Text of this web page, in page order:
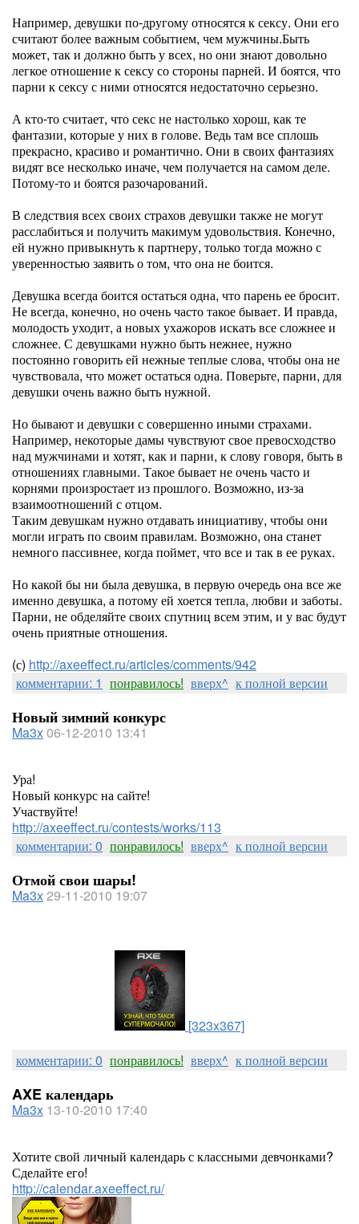
Например, девушки по-другому относятся к сексу. Они его
считают более важным событием, чем мужчины.Быть
может, так и должно быть у всех, но они знают довольно
легкое отношение к сексу со стороны парней. И боятся, что
парни к сексу с ними относятся недостаточно серьезно.
А кто-то считает, что секс не настолько хорош, как те
фантазии, которые у них в голове. Ведь там все сплошь
прекрасно, красиво и романтично. Они в своих фантазиях
видят все несколько иначе, чем получается на самом деле.
Потому-то и боятся разочарований.
В следствия всех своих страхов девушки также не могут
расслабиться и получить макимум удовольствия. Конечно,
ей нужно привыкнуть к партнеру, только тогда можно с
уверенностью заявить о том, что она не боится.
Девушка всегда боится остаться одна, что парень ее бросит.
Не всегда, конечно, но очень часто такое бывает. И правда,
молодость уходит, а новых ухажоров искать все сложнее и
сложнее. С девушками нужно быть нежнее, нужно
постоянно говорить ей нежные теплые слова, чтобы она не
чувствовала, что может остаться одна. Поверьте, парни, для
девушки очень важно быть нужной.
Но бывают и девушки с совершенно иными страхами.
Например, некоторые дамы чувствуют свое превосходство
над мужчинами и хотят, как и парни, к слову говоря, быть в
отношениях главными. Такое бывает не очень часто и
корнями произростает из прошлого. Возможно, из-за
взаимоотношений с отцом.
Таким девушкам нужно отдавать инициативу, чтобы они
могли играть по своим правилам. Возможно, она станет
немного пассивнее, когда поймет, что все и так в ее руках.
Но какой бы ни была девушка, в первую очередь она все же
именно девушка, а потому ей хоется тепла, любви и заботы.
Парни, не обделяйте своих спутниц всем этим, и у вас будут
очень приятные отношения.
(с) http://axeeffect.ru/articles/comments/942
комментарии: 1 понравилось! вверх^ к полной версии
Новый зимний конкурс
Ma3x06-12-2010 13:41
Ура!
Новый конкурс на сайте!
Участвуйте!
http://axeeffect.ru/contests/works/113
комментарии: 0 понравилось! вверх^ к полной версии
Отмой свои шары!
Ma3x29-11-2010 19:07
[323x367]
комментарии: 0 понравилось! вверх^ к полной версии
AXE календарь
Ma3x 13-10-2010 17:40
Хотите свой личный календарь с классными девчонками?
Сделайте его!
http://calendar.axeeffect.ru/